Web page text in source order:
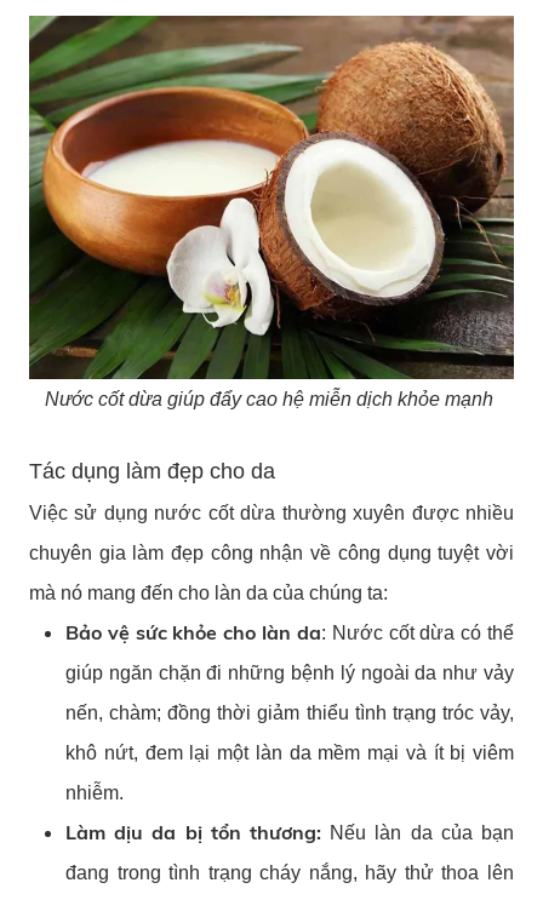
Nước cốt dừa giúp đẩy cao hệ miễn dịch khỏe mạnh
Tác dụng làm đẹp cho da
Việc sử dụng nước cốt dừa thường xuyên được nhiều
chuyên gia làm đẹp công nhận về công dụng tuyệt vời
mà nó mang đến cho làn da của chúng ta:
Bảo vệ sức khỏe cho làn da: Nước cốt dừa có thể
giúp ngăn chặn đi những bệnh lý ngoài da như vảy
nến, chàm; đồng thời giảm thiểu tình trạng tróc vảy,
khô nứt, đem lại một làn da mềm mại và ít bị viêm
nhiễm.
Làm dịu da bị tổn thương: Nếu làn da của bạn
đang trong tình trạng cháy nắng, hãy thử thoa lên